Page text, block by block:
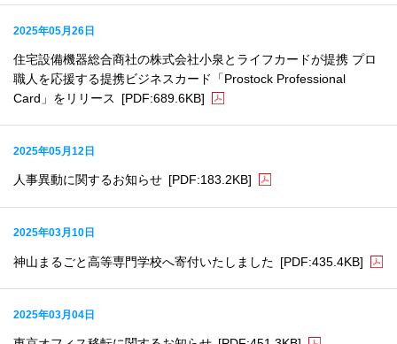
2025年05月26日
住宅設備機器総合商社の株式会社小泉とライフカードが提携 プロ
職人を応援する提携ビジネスカード「Prostock Professional
Card」をリリース
[PDF:689.6KB]
2025年05月12日
人事異動に関するお知らせ [PDF:183.2KB]
2025年03月10日
神山まるごと高等専門学校へ寄付いたしました [PDF:435.4KB]
2025年03月04日